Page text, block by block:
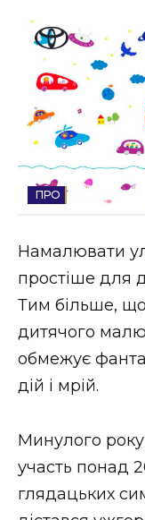
Соціум
Спорт
Стиль життя
Втрачений
Втрачений
НОВИНИ
ВІДЕО
Намалювати
простіше для
Тим більше, що
дитячого
обмежує
дій і мрій.
Минулого року
участь понад
глядацьких